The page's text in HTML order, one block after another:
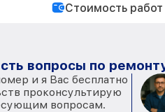
Стоимость работ
вопросы по
и я Вас бесплатно
проконсультирую
вопросам.